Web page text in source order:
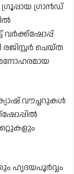
ഗ്രാൻഡ്
വർക്ക്‌ഷോപ്പ്
രജിസ്റ്റർ ചെയ്ത
മനോഹരമായ
വൗച്ചറുകൾ
ഹൃദയപൂർവ്വം